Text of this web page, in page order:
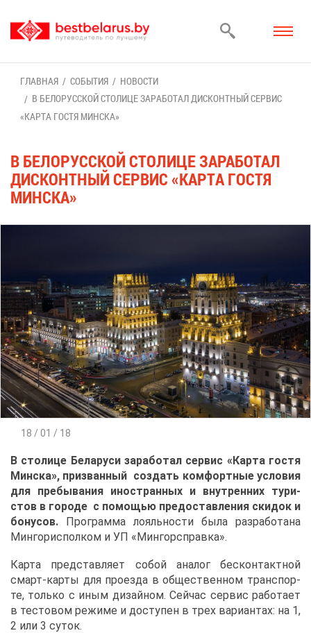
ГЛАВ­НАЯ СО­БЫ­ТИЯ
НО­ВО­СТИ
В БЕ­ЛО­РУС­СКОЙ СТО­ЛИ­ЦЕ ЗА­РА­БО­ТАЛ ДИС­КОНТ­НЫЙ СЕР­ВИС
«КАР­ТА ГО­СТЯ МИН­СКА»
В БЕ­ЛО­РУС­СКОЙ СТО­ЛИ­ЦЕ ЗА­РА­БО­ТАЛ
ДИС­КОНТ­НЫЙ СЕР­ВИС «КАР­ТА ГО­СТЯ
МИН­СКА»
18 / 01 / 18
В сто­ли­це Бе­ла­ру­си за­ра­бо­тал сер­вис «Кар­та го­стя
Мин­ска», при­зван­ный со­здать ком­форт­ные усло­вия
для пре­бы­ва­ния ино­стран­ных и внут­рен­них ту­ри­
стов в го­ро­де с по­мо­щью предо­став­ле­ния ски­док и
бо­ну­сов. Про­грам­ма ло­яль­но­сти бы­ла раз­ра­бо­та­на
Мин­гор­ис­пол­ком и УП «Мин­гор­справ­ка».
Кар­та пред­став­ля­ет со­бой ана­лог бес­кон­такт­ной
смарт-кар­ты для про­ез­да в об­ще­ствен­ном транс­пор­
те, толь­ко с иным ди­зай­ном. Сей­час сер­вис ра­бо­та­ет
в те­сто­вом ре­жи­ме и до­сту­пен в трех ва­ри­ан­тах: на 1,
2 или 3 су­ток.